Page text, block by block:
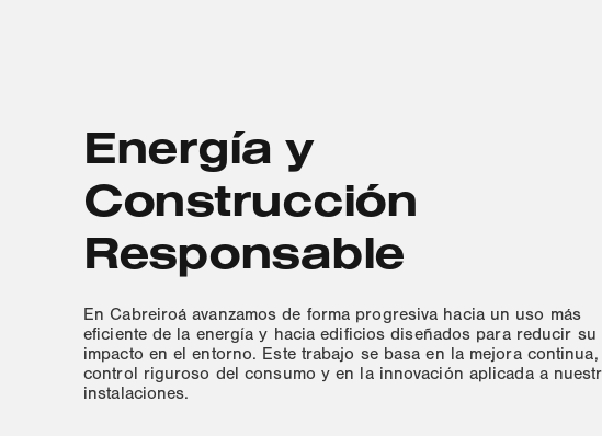
Energía y
Construcción
Responsable
En Cabreiroá avanzamos de forma progresiva hacia un uso más
eficiente de la energía y hacia edificios diseñados para reducir su
impacto en el entorno. Este trabajo se basa en la mejora continua,
control riguroso del consumo y en la innovación aplicada a
instalaciones.